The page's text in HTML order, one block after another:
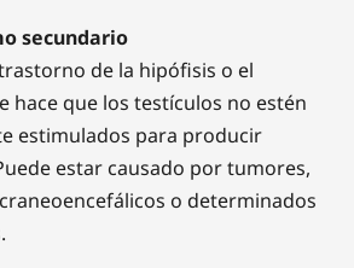
secundario
de la hipófisis o el
hace que los testículos no estén
estimulados para producir
estar causado por tumores,
o determinados